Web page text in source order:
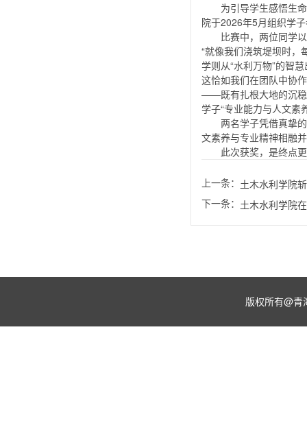
为引导学生感悟生
院于2026年5月组织学
比赛中，两位同学
“就像我们浇筑堤坝时，
学则从“水利万物”的智
这恰如我们在团队中协
——既有扎根大地的沉稳
学子“专业能力与人文素
两名学子凭借真挚
文素养与专业精神相融
此次获奖，是终点
上一条： 土木水利学院
下一条： 土木水利学院
版权所有@